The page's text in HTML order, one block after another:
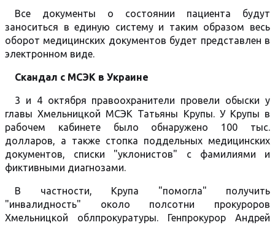
Все документы о состоянии пациента будут
заноситься в единую систему и таким образом весь
оборот медицинских документов будет представлен в
электронном виде.
Скандал с МСЭК в Украине
3 и 4 октября правоохранители провели обыски у
главы Хмельницкой МСЭК Татьяны Крупы. У Крупы в
рабочем кабинете было обнаружено 100 тыс.
долларов, а также стопка поддельных медицинских
документов, списки "уклонистов" с фамилиями и
фиктивными диагнозами.
В частности, Крупа "помогла" получить
"инвалидность" около полсотни прокуроров
Хмельницкой облпрокуратуры. Генпрокурор Андрей